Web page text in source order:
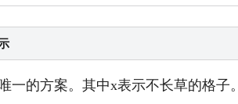
一的方案。其中x表示不长草的格子